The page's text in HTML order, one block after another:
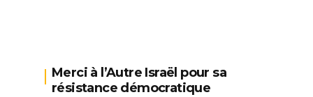
Merci à l’Autre Israël pour sa
résistance démocratique